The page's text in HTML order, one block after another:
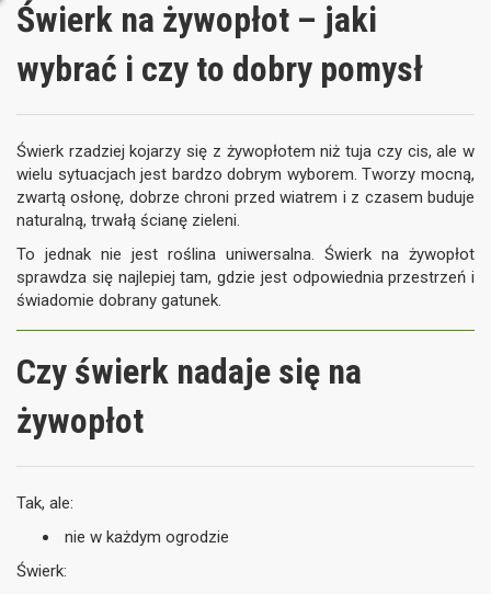
Świerk na żywopłot – jaki
wybrać i czy to dobry pomysł
Świerk rzadziej kojarzy się z żywopłotem niż tuja czy cis, ale w
wielu sytuacjach jest bardzo dobrym wyborem. Tworzy mocną,
zwartą osłonę, dobrze chroni przed wiatrem i z czasem buduje
naturalną, trwałą ścianę zieleni.
To jednak nie jest roślina uniwersalna. Świerk na żywopłot
sprawdza się najlepiej tam, gdzie jest odpowiednia przestrzeń i
świadomie dobrany gatunek.
Czy świerk nadaje się na
żywopłot
Tak, ale:
nie w każdym ogrodzie
Świerk: